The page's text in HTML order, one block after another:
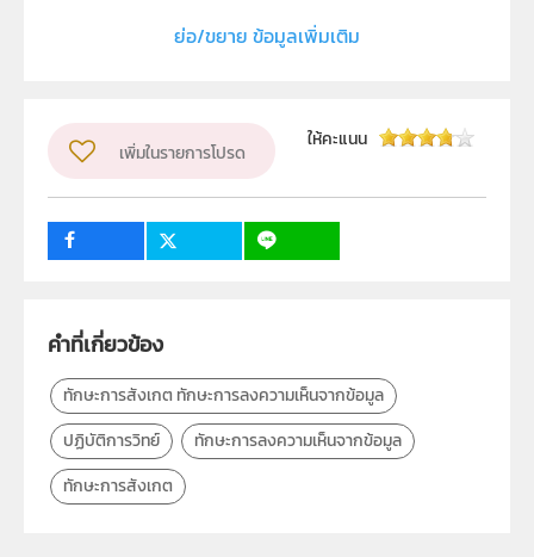
สาขาวิทยาศาสตร์ภาคบังคับ
วิชา
วิทยาศาสตร์ทั่วไป
กลุ่มเป้าหมาย
ย่อ/ขยาย ข้อมูลเพิ่มเติม
เพิ่มในรายการโปรด
ให้คะแนน
คำที่เกี่ยวข้อง
ทักษะการสังเกต ทักษะการลงความเห็นจากข้อมูล
ปฏิบัติการวิทย์
ทักษะการลงความเห็นจากข้อมูล
ทักษะการสังเกต